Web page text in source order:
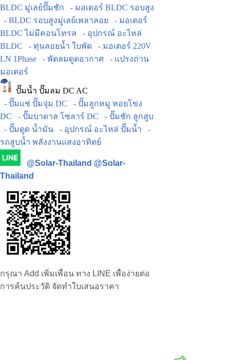
BLDC มู่เลย์ปั๊มชัก
- มอเตอร์ BLDC รอบสูง
- BLDC รอบสูงมู่เลย์เพลาลอย
- มอเตอร์
BLDC ไม่มีคอนโทรล
- อุปกรณ์ อะไหล่
BLDC
- ทุ่นลอยน้ำ ใบพัด
- มอเตอร์ 220V
LN 1Phase
- พัดลมดูดอากาศ
- แปรงถ่าน
มอเตอร์
ปั๊มน้ำ ปั๊มลม DC AC
- ปั๊มแช่ ปั๊มจุ่ม DC
- ปั๊มลูกหมู หอยโข่ง
DC
- ปั๊มบาดาล โซลาร์ DC
- ปั๊มชัก ลูกสูบ
- ปั๊มดูด น้ำมัน
- อุปกรณ์ อะไหล่ ปั๊มน้ำ
-
รถสูบน้ำ พลังงานแสงอาทิตย์
@Solar-Thailand @Solar-
Thailand
กรุณา Add เพิ่มเพื่อน ทาง LINE เพื่อง่ายต่อ
การค้นประวัติ จัดทำใบเสนอราคา